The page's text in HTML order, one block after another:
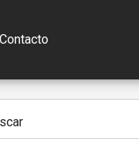
Contacto